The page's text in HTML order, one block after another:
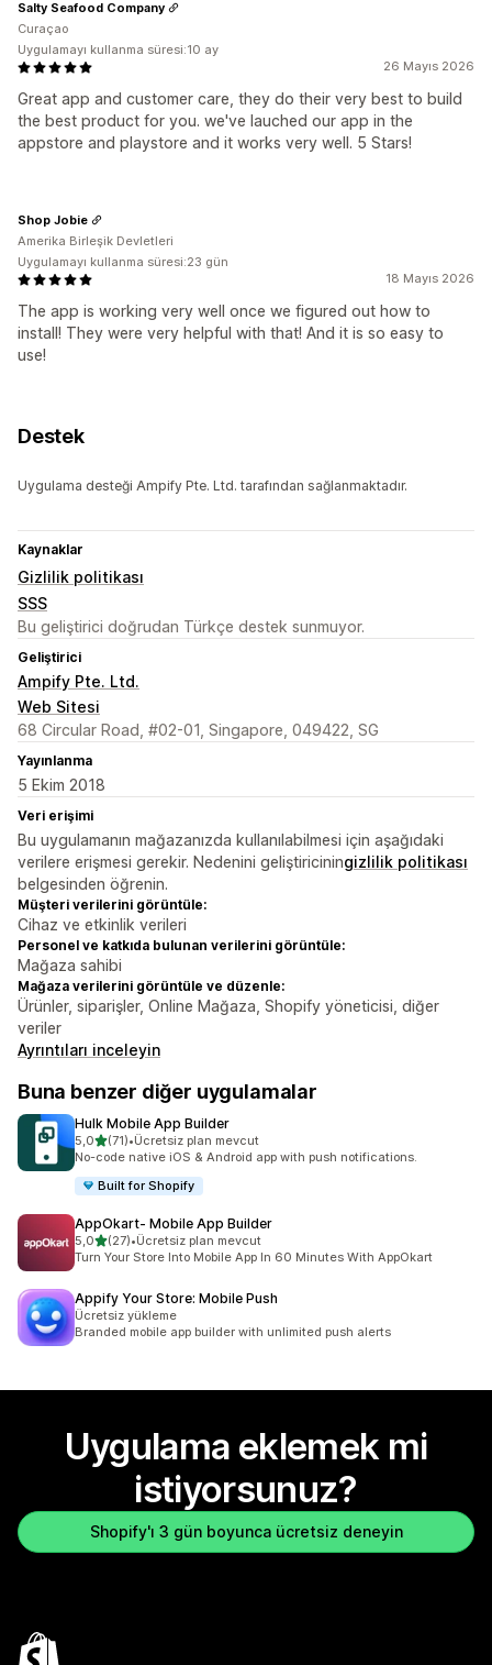
26 Mayıs 2026
Great app and customer care, they do their very best to build
the best product for you. we've lauched our app in the
appstore and playstore and it works very well. 5 Stars!
Salty Seafood Company
Curaçao
Uygulamayı kullanma süresi:10 ay
18 Mayıs 2026
The app is working very well once we figured out how to
install! They were very helpful with that! And it is so easy to
use!
Shop Jobie
Amerika Birleşik Devletleri
Uygulamayı kullanma süresi:23 gün
Destek
Uygulama desteği Ampify Pte. Ltd. tarafından sağlanmaktadır.
Kaynaklar
Gizlilik politikası
SSS
Bu geliştirici doğrudan Türkçe destek sunmuyor.
Geliştirici
Ampify Pte. Ltd.
Web Sitesi
68 Circular Road, #02-01, Singapore, 049422, SG
Yayınlanma
5 Ekim 2018
Veri erişimi
Bu uygulamanın mağazanızda kullanılabilmesi için aşağıdaki
verilere erişmesi gerekir. Nedenini geliştiriciningizlilik politikası
belgesinden öğrenin.
Müşteri verilerini görüntüle:
Cihaz ve etkinlik verileri
Personel ve katkıda bulunan verilerini görüntüle:
Mağaza sahibi
Mağaza verilerini görüntüle ve düzenle:
Ürünler, siparişler, Online Mağaza, Shopify yöneticisi, diğer
veriler
Ayrıntıları inceleyin
Buna benzer diğer uygulamalar
Hulk Mobile App Builder
5,05 yıldız üzerinden
(71)
toplam 71 değerlendirme
•Ücretsiz plan mevcut
No-code native iOS & Android app with push notifications.
Built for Shopify
AppOkart‑ Mobile App Builder
5,05 yıldız üzerinden
(27)
toplam 27 değerlendirme
•Ücretsiz plan mevcut
Turn Your Store Into Mobile App In 60 Minutes With AppOkart
Appify Your Store: Mobile Push
Ücretsiz yükleme
Branded mobile app builder with unlimited push alerts
Uygulama eklemek mi
istiyorsunuz?
Shopify'ı 3 gün boyunca ücretsiz deneyin